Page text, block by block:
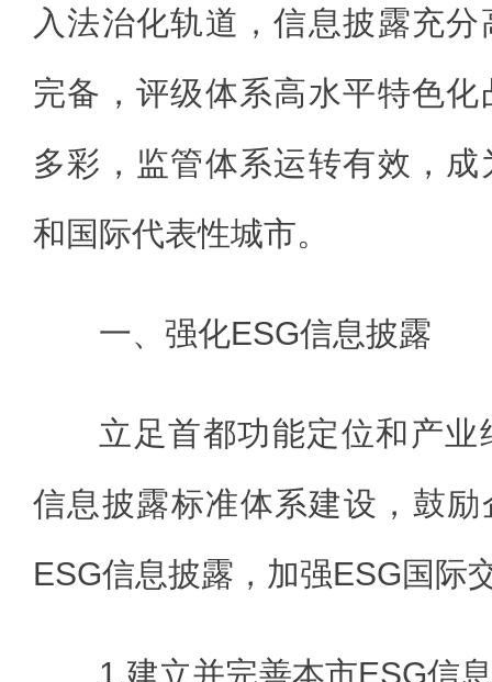
入法治化轨道，信息披露充
完备，评级体系高水平特色
多彩，监管体系运转有效，
和国际代表性城市。
一、强化ESG信息披露
立足首都功能定位和产
信息披露标准体系建设，鼓
ESG信息披露，加强ESG国际
1.建立并完善本市ESG信